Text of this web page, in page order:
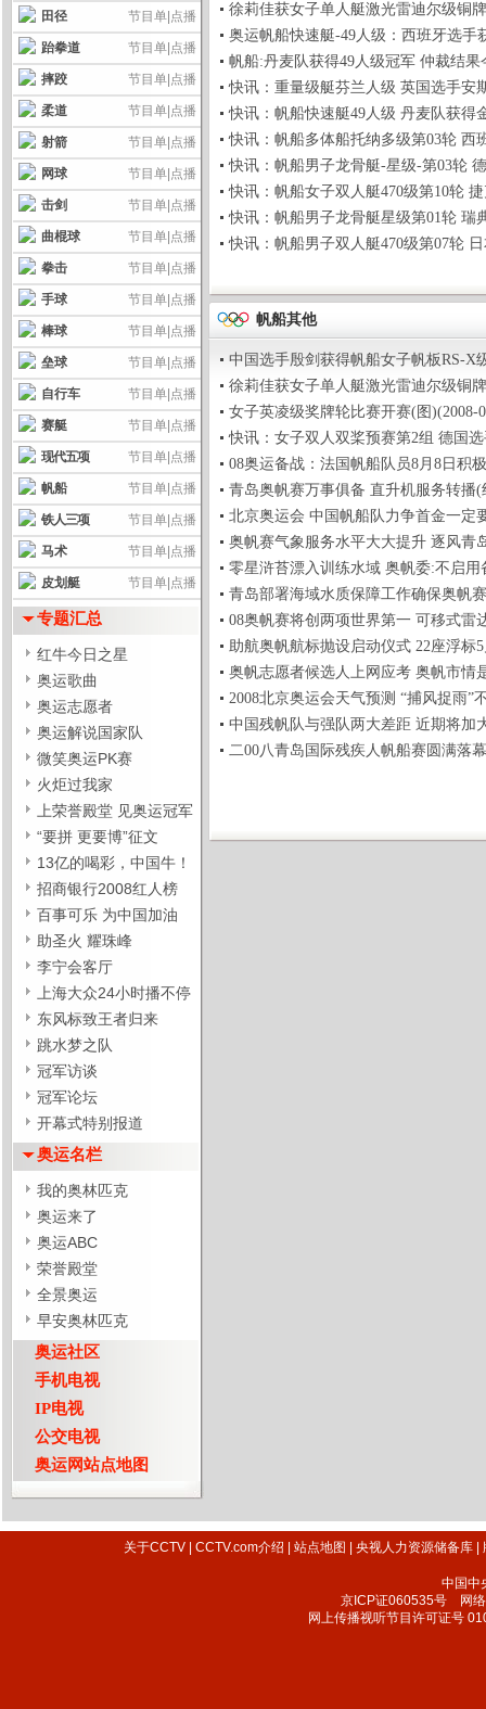
节目单 点播
田径
节目单 点播
跆拳道
节目单 点播
摔跤
节目单 点播
柔道
节目单 点播
射箭
节目单 点播
网球
节目单 点播
击剑
节目单 点播
曲棍球
节目单 点播
拳击
节目单 点播
手球
节目单 点播
棒球
节目单 点播
垒球
节目单 点播
自行车
节目单 点播
赛艇
节目单 点播
现代五项
节目单 点播
帆船
节目单 点播
铁人三项
节目单 点播
马术
节目单 点播
皮划艇
专题汇总
红牛今日之星
奥运歌曲
奥运志愿者
奥运解说国家队
微笑奥运PK赛
火炬过我家
上荣誉殿堂 见奥运冠军
“要拼 更要博”征文
13亿的喝彩，中国牛！
招商银行2008红人榜
百事可乐 为中国加油
助圣火 耀珠峰
李宁会客厅
上海大众24小时播不停
东风标致王者归来
跳水梦之队
冠军访谈
冠军论坛
开幕式特别报道
奥运名栏
我的奥林匹克
奥运来了
奥运ABC
荣誉殿堂
全景奥运
早安奥林匹克
奥运社区
手机电视
IP电视
公交电视
奥运网站点地图
徐莉佳获女子单人艇激光雷迪尔级铜
奥运帆船快速艇-49人级：西班牙选手
帆船:丹麦队获得49人级冠军 仲裁结果
快讯：重量级艇芬兰人级 英国选手安
快讯：帆船快速艇49人级 丹麦队获得
快讯：帆船多体船托纳多级第03轮 西
快讯：帆船男子龙骨艇-星级-第03轮
快讯：帆船女子双人艇470级第10轮
快讯：帆船男子龙骨艇星级第01轮 瑞
快讯：帆船男子双人艇470级第07轮
帆船其他
中国选手殷剑获得帆船女子帆板RS-X
徐莉佳获女子单人艇激光雷迪尔级铜
女子英凌级奖牌轮比赛开赛(图)(2008-
快讯：女子双人双桨预赛第2组 德国选
08奥运备战：法国帆船队员8月8日积
青岛奥帆赛万事俱备 直升机服务转播(
北京奥运会 中国帆船队力争首金一定
奥帆赛气象服务水平大大提升 逐风青
零星浒苔漂入训练水域 奥帆委:不启用
青岛部署海域水质保障工作确保奥帆
08奥帆赛将创两项世界第一 可移式雷
助航奥帆航标抛设启动仪式 22座浮标
奥帆志愿者候选人上网应考 奥帆市情
2008北京奥运会天气预测 “捕风捉雨”
中国残帆队与强队两大差距 近期将加
二00八青岛国际残疾人帆船赛圆满落
关于CCTV |CCTV.com介绍 |站点地图 |央视人力资源储备库 |
中国中
京ICP证060535号 网络
网上传播视听节目许可证号